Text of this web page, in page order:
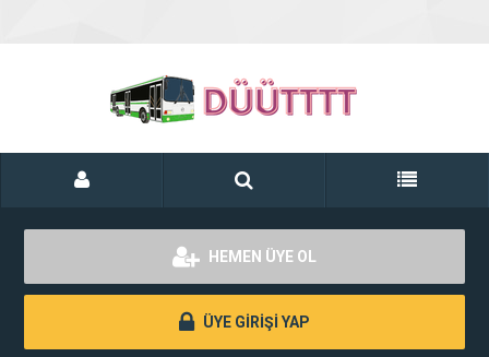
HEMEN ÜYE OL
ÜYE GİRİŞİ YAP